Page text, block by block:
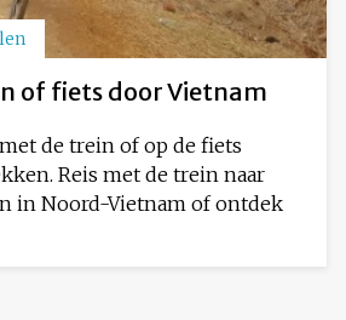
of fiets door Vietnam
de trein of op de fiets
Reis met de trein naar
in Noord-Vietnam of ontdek